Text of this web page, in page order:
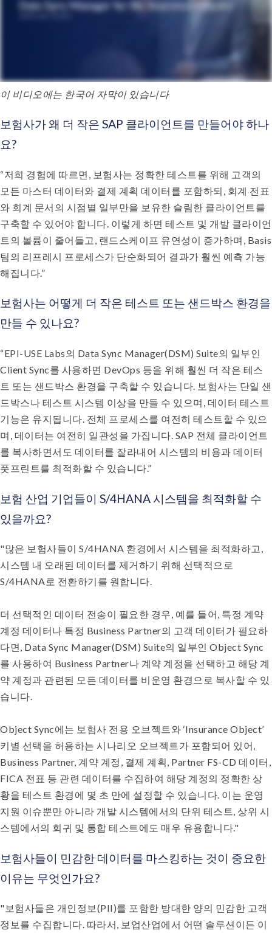
이 비디오에는 한국어 자막이 있습니다
보험사가 왜 더 작은 SAP 클라이언트를 만들어야 하나
요?
“저희 경험에 따르면, 보험사는 정확한 테스트를 위해 고객의
모든 마스터 데이터와 결제 계획 데이터를 포함하되, 회계 전표
와 회계 문서의 시점별 일부만을 보유한 슬림한 클라이언트를
구축할 수 있어야 합니다. 이렇게 하면 테스트 및 개발 클라이언
트의 볼륨이 줄어들고, 랜드스케이프 유연성이 증가하며, Basis
팀의 리프레시 프로세스가 단순화되어 결과가 훨씬 예측 가능
해집니다.”
보험사는 어떻게 더 작은 테스트 또는 샌드박스 환경을
만들 수 있나요?
“EPI-USE Labs의 Data Sync Manager(DSM) Suite의 일부인
Client Sync를 사용하면 DevOps 등을 위해 훨씬 더 작은 테스
트 또는 샌드박스 환경을 구축할 수 있습니다. 보험사는 단일 샌
드박스나 테스트 시스템 이상을 만들 수 있으며, 데이터 테스트
기능은 유지됩니다. 전체 프로세스를 여전히 테스트할 수 있으
며, 데이터는 여전히 일관성을 가집니다. SAP 전체 클라이언트
를 복사하면서도 데이터를 잘라내어 시스템의 비용과 데이터
풋프린트를 최적화할 수 있습니다.”
보험 산업 기업들이 S/4HANA 시스템을 최적화할 수
있을까요?
"많은 보험사들이 S/4HANA 환경에서 시스템을 최적화하고,
시스템 내 오래된 데이터를 제거하기 위해 선택적으로
S/4HANA로 전환하기를 원합니다.
더 선택적인 데이터 전송이 필요한 경우, 예를 들어, 특정 계약
계정 데이터나 특정 Business Partner의 고객 데이터가 필요하
다면, Data Sync Manager(DSM) Suite의 일부인 Object Sync
를 사용하여 Business Partner나 계약 계정을 선택하고 해당 계
약 계정과 관련된 모든 데이터를 비운영 환경으로 복사할 수 있
습니다.
Object Sync에는 보험사 전용 오브젝트와 ‘Insurance Object’
키별 선택을 허용하는 시나리오 오브젝트가 포함되어 있어,
Business Partner, 계약 계정, 결제 계획, Partner FS-CD 데이터,
FICA 전표 등 관련 데이터를 수집하여 해당 계정의 정확한 상
황을 테스트 환경에 몇 초 만에 설정할 수 있습니다. 이는 운영
지원 이슈뿐만 아니라 개발 시스템에서의 단위 테스트, 상위 시
스템에서의 회귀 및 통합 테스트에도 매우 유용합니다."
보험사들이 민감한 데이터를 마스킹하는 것이 중요한
이유는 무엇인가요?
"보험사들은 개인정보(PII)를 포함한 방대한 양의 민감한 고객
정보를 수집합니다. 따라서, 보업산업에서 어떤 솔루션이든 이